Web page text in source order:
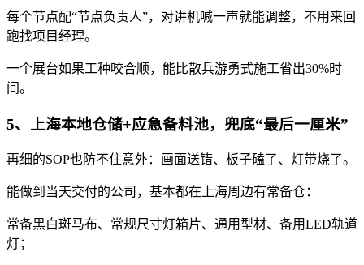
每个节点配“节点负责人”，对讲机喊一声就能调整，不用来回
跑找项目经理。
一个展台如果工种咬合顺，能比散兵游勇式施工省出30%时
间。
5、上海本地仓储+应急备料池，兜底“最后一厘米”
再细的SOP也防不住意外：画面送错、板子磕了、灯带烧了。
能做到当天交付的公司，基本都在上海周边有常备仓：
常备黑白斑马布、常规尺寸灯箱片、通用型材、备用LED轨道
灯；